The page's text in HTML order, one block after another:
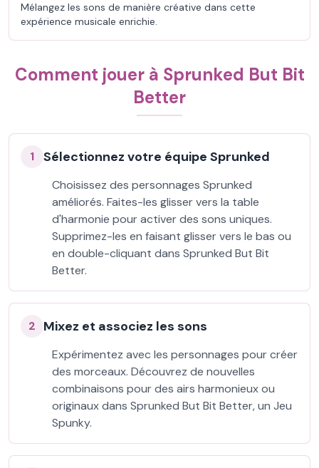
Mélangez les sons de manière créative dans cette
expérience musicale enrichie.
Comment jouer à Sprunked But Bit
Better
1 Sélectionnez votre équipe Sprunked
Choisissez des personnages Sprunked
améliorés. Faites-les glisser vers la table
d'harmonie pour activer des sons uniques.
Supprimez-les en faisant glisser vers le bas ou
en double-cliquant dans Sprunked But Bit
Better.
2 Mixez et associez les sons
Expérimentez avec les personnages pour créer
des morceaux. Découvrez de nouvelles
combinaisons pour des airs harmonieux ou
originaux dans Sprunked But Bit Better, un Jeu
Spunky.